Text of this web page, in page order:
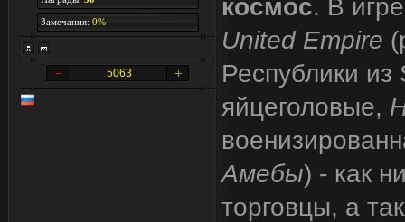
Замечания: 0%
5063
космос. В
United Empire
Республики
яйцеголовые,
Амебы) - как
торговцы, а